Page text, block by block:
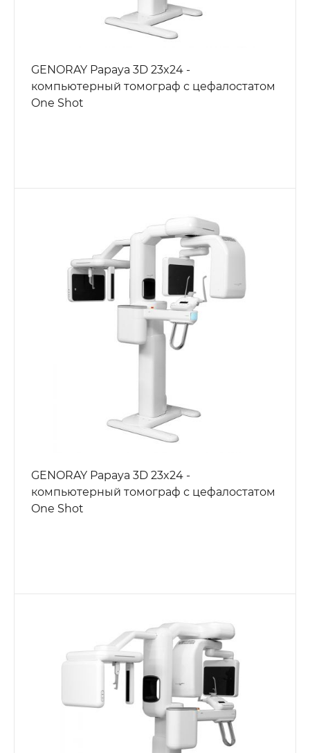
GENORAY Papaya 3D 23x24 -
компьютерный томограф с цефалостатом
One Shot
GENORAY Papaya 3D 23x24 -
компьютерный томограф с цефалостатом
One Shot